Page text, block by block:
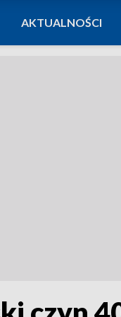
AKTUALNOŚCI